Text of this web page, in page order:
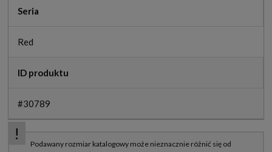
Seria
Red
ID produktu
#30789